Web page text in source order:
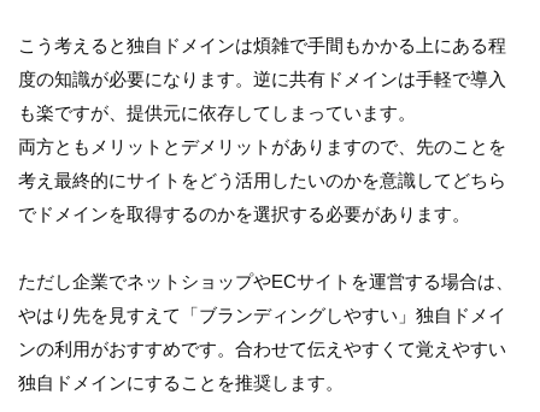
こう考えると独自ドメインは煩雑で手間もかかる上にある程
度の知識が必要になります。逆に共有ドメインは手軽で導入
も楽ですが、提供元に依存してしまっています。
両方ともメリットとデメリットがありますので、先のことを
考え最終的にサイトをどう活用したいのかを意識してどちら
でドメインを取得するのかを選択する必要があります。
ただし企業でネットショップやECサイトを運営する場合は、
やはり先を見すえて「ブランディングしやすい」独自ドメイ
ンの利用がおすすめです。合わせて伝えやすくて覚えやすい
独自ドメインにすることを推奨します。